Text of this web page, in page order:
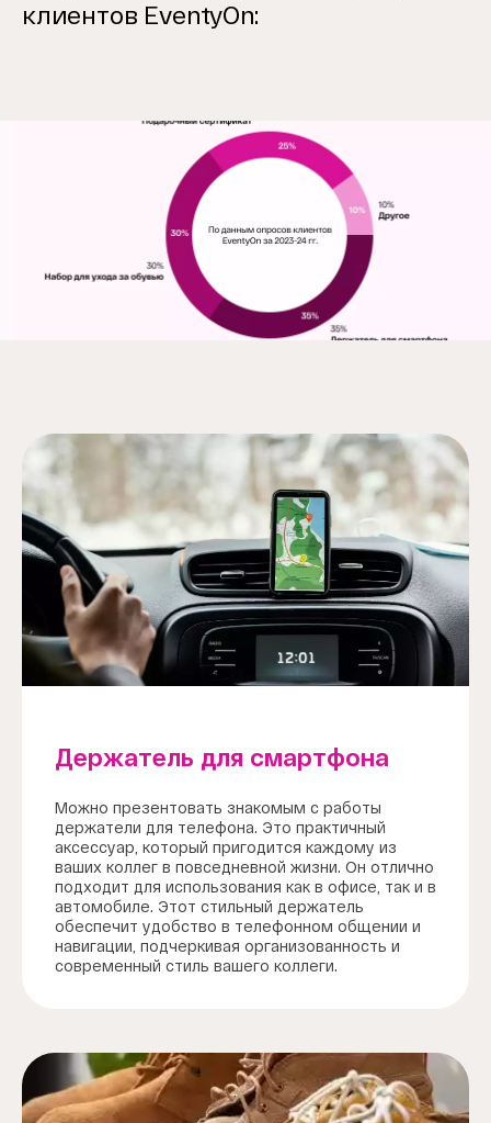
клиентов EventyOn:
Держатель для смартфона
Можно презентовать знакомым с работы
держатели для телефона. Это практичный
аксессуар, который пригодится каждому из
ваших коллег в повседневной жизни. Он отлично
подходит для использования как в офисе, так и в
автомобиле. Этот стильный держатель
обеспечит удобство в телефонном общении и
навигации, подчеркивая организованность и
современный стиль вашего коллеги.